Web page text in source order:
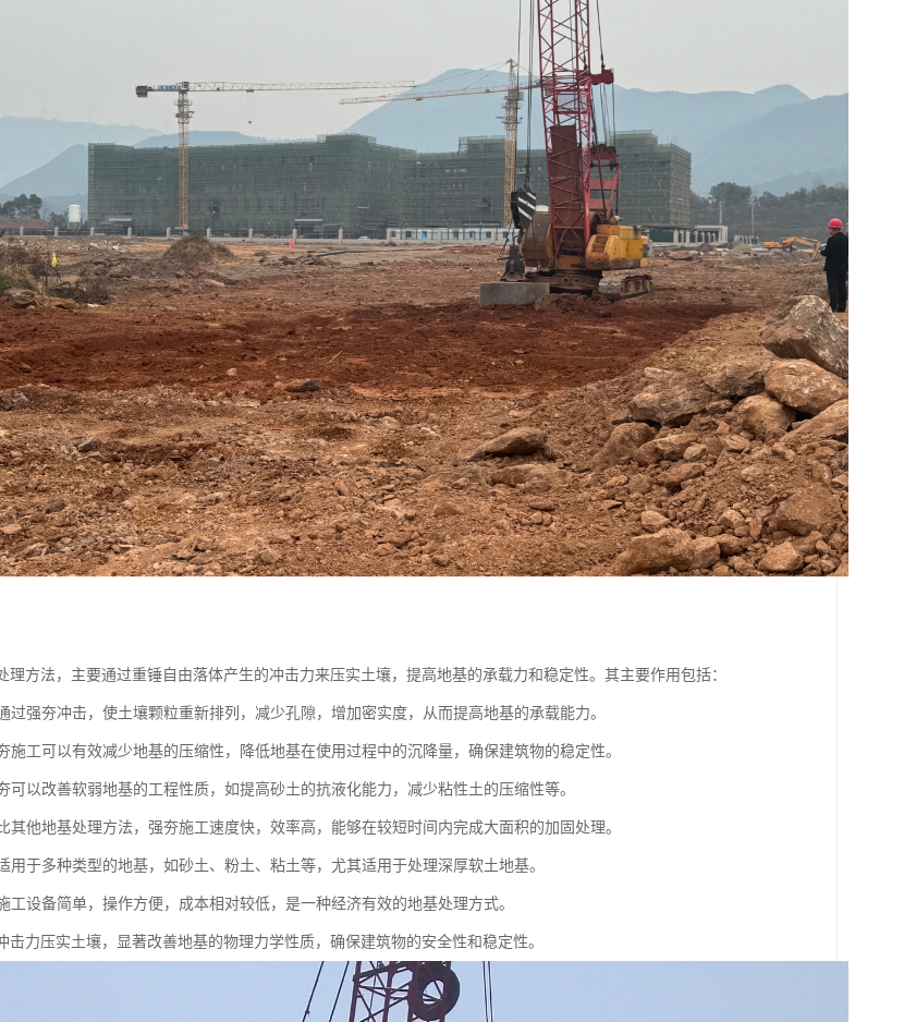
理方法，主要通过重锤自由落体产生的冲击力来压实土壤，提高地基的承载力和稳定性。其主要作用包括：
过强夯冲击，使土壤颗粒重新排列，减少孔隙，增加密实度，从而提高地基的承载能力。
施工可以有效减少地基的压缩性，降低地基在使用过程中的沉降量，确保建筑物的稳定性。
可以改善软弱地基的工程性质，如提高砂土的抗液化能力，减少粘性土的压缩性等。
其他地基处理方法，强夯施工速度快，效率高，能够在较短时间内完成大面积的加固处理。
用于多种类型的地基，如砂土、粉土、粘土等，尤其适用于处理深厚软土地基。
工设备简单，操作方便，成本相对较低，是一种经济有效的地基处理方式。
击力压实土壤，显著改善地基的物理力学性质，确保建筑物的安全性和稳定性。